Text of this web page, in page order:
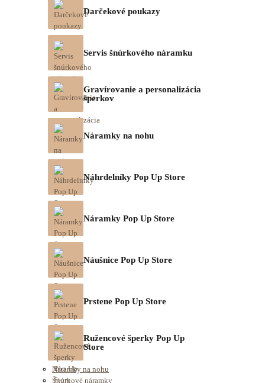
Darčekové poukazy
Servis šnúrkového náramku
Gravírovanie a personalizácia
šperkov
Náramky na nohu
Náhrdelníky Pop Up Store
Náramky Pop Up Store
Náušnice Pop Up Store
Prstene Pop Up Store
Ružencové šperky Pop Up
Store
Náramky na nohu
Šnúrkové náramky